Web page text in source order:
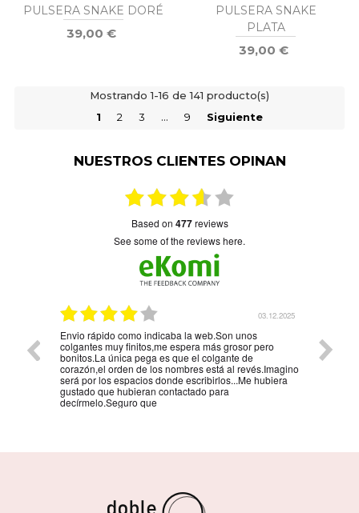
PULSERA SNAKE DORÉ
39,00 €
PULSERA SNAKE
PLATA
39,00 €
Mostrando 1-16 de 141 producto(s)
1
2 3 … 9 Siguiente
NUESTROS CLIENTES OPINAN
based on 477reviews
see some of the reviews here.
03.12.2025
Envio rápido como indicaba la web.Son unos
colgantes muy finitos,me espera más grosor pero
bonitos.La única pega es que el colgante de
corazón,el orden de los nombres está al revés.Imagino
será por los espacios donde escribirlos...Me hubiera
gustado que hubieran contactado para
decírmelo.Seguro que
la